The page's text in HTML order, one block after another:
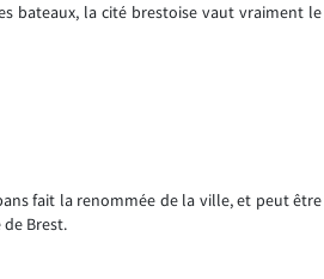
bateaux, la cité brestoise vaut vraiment le
fait la renommée de la ville, et peut être
Brest.